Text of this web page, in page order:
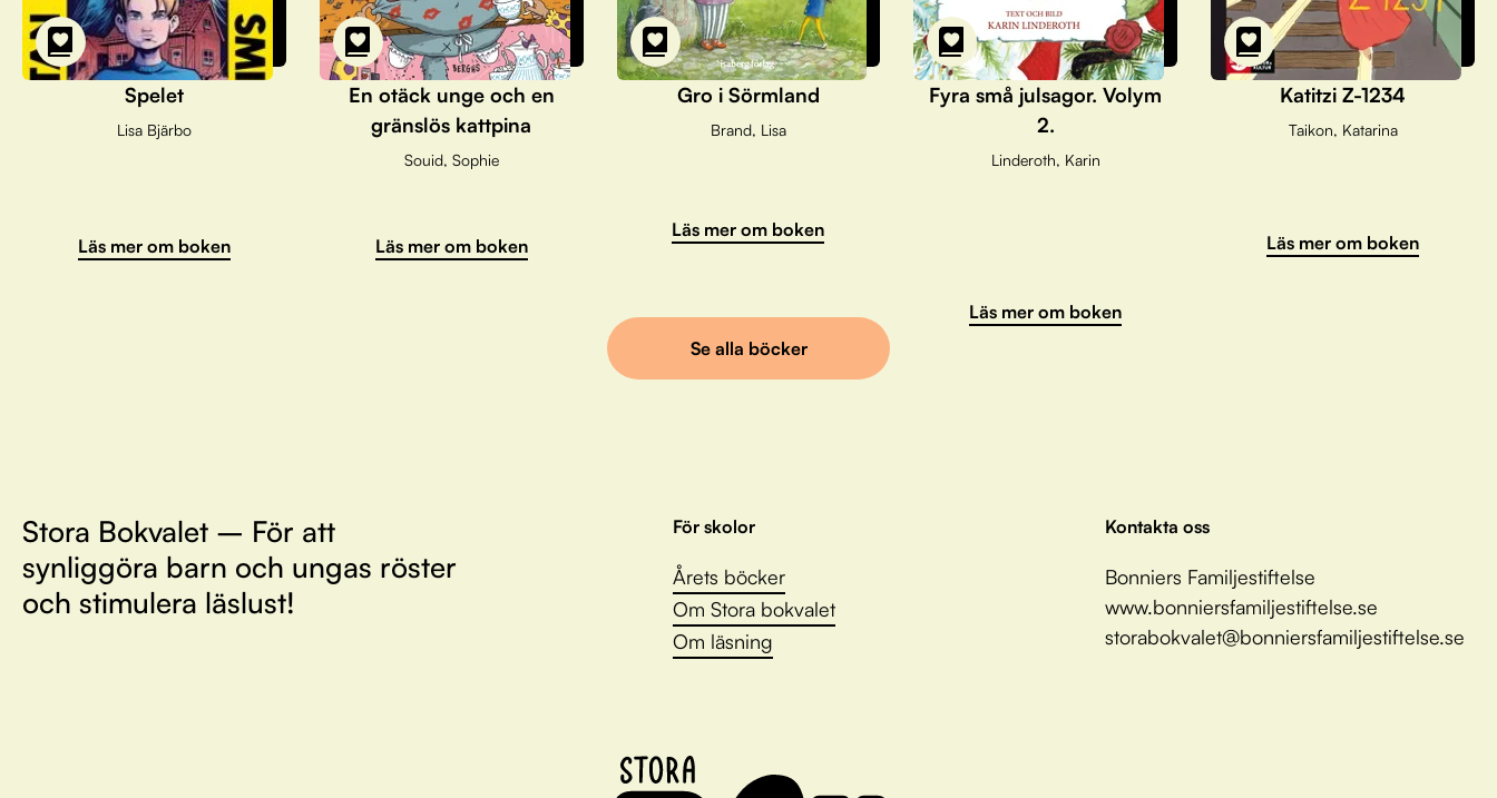
Spelet
Lisa Bjärbo
Läs mer om boken
En otäck unge och en
gränslös kattpina
Souid, Sophie
Läs mer om boken
Gro i Sörmland
Brand, Lisa
Läs mer om boken
Fyra små julsagor. Volym
2.
Linderoth, Karin
Läs mer om boken
Katitzi Z-1234
Taikon, Katarina
Läs mer om boken
Se alla böcker
Stora Bokvalet – För att
synliggöra barn och ungas röster
och stimulera läslust!
För skolor
Årets böcker
Om Stora bokvalet
Om läsning
Kontakta oss
Bonniers Familjestiftelse
www.bonniersfamiljestiftelse.se
storabokvalet@bonniersfamiljestiftelse.se